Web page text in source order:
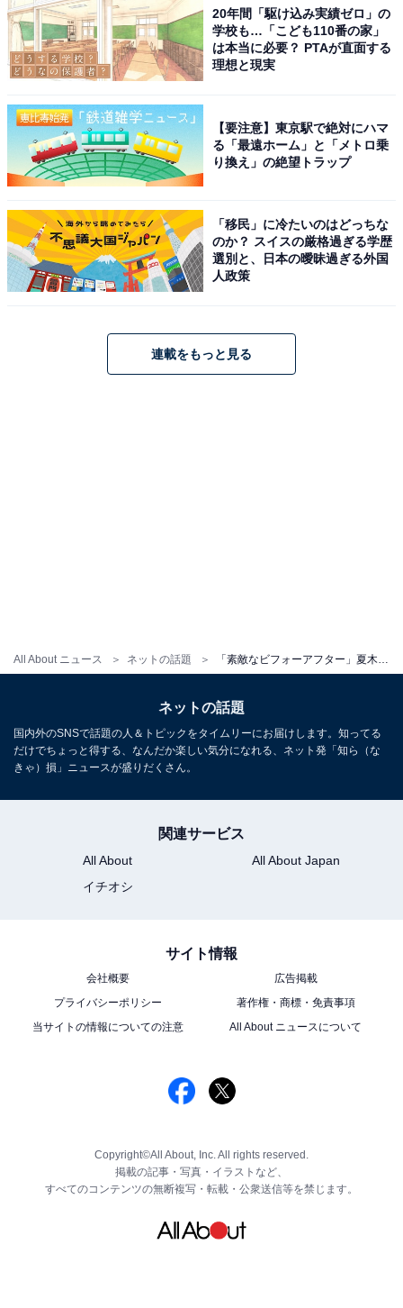
All About ニュース ネットの話題
20年間「駆け込み実績ゼロ」の
学校も…「こども110番の家」
は本当に必要？ PTAが直面する
理想と現実
【要注意】東京駅で絶対にハマ
る「最遠ホーム」と「メトロ乗
り換え」の絶望トラップ
「移民」に冷たいのはどっちな
のか？ スイスの厳格過ぎる学歴
選別と、日本の曖昧過ぎる外国
人政策
連載をもっと見る
ネットの話題
国内外のSNSで話題の人＆トピックをタイムリーにお届けします。知ってる
だけでちょっと得する、なんだか楽しい気分になれる、ネット発「知ら（な
きゃ）損」ニュースが盛りだくさん。
関連サービス
All About
All About Japan
イチオシ
サイト情報
会社概要
広告掲載
プライバシーポリシー
著作権・商標・免責事項
当サイトの情報についての注意
All About ニュースについて
Copyright©All About, Inc. All rights reserved.
掲載の記事・写真・イラストなど、
すべてのコンテンツの無断複写・転載・公衆送信等を禁じます。